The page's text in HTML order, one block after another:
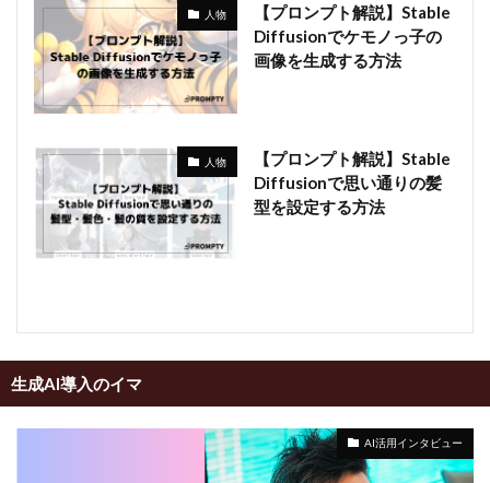
人物
【プロンプト解説】Stable
Diffusionでケモノっ子の
画像を生成する方法
人物
【プロンプト解説】Stable
Diffusionで思い通りの髪
型を設定する方法
生成AI導入のイマ
AI活用インタビュー